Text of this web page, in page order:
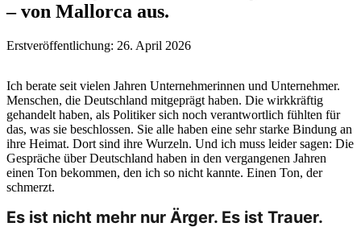
– von Mallorca aus.
Erstveröffentlichung: 26. April 2026
Ich berate seit vielen Jahren Unternehmerinnen und Unternehmer.
Menschen, die Deutschland mitgeprägt haben. Die wirkkräftig
gehandelt haben, als Politiker sich noch verantwortlich fühlten für
das, was sie beschlossen. Sie alle haben eine sehr starke Bindung an
ihre Heimat. Dort sind ihre Wurzeln. Und ich muss leider sagen: Die
Gespräche über Deutschland haben in den vergangenen Jahren
einen Ton bekommen, den ich so nicht kannte. Einen Ton, der
schmerzt.
Es ist nicht mehr nur Ärger. Es ist Trauer.